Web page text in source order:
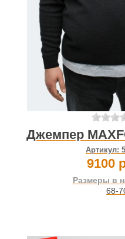
Джемпер
Артикул:
9100
Размеры в
68-